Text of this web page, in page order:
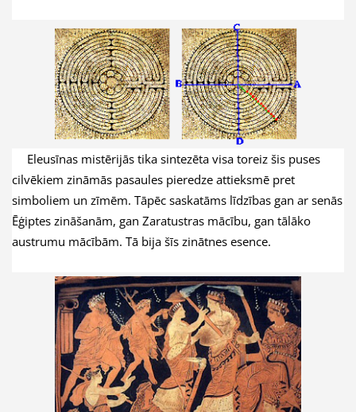
Eleusīnas mistērijās tika sintezēta visa toreiz šis puses
cilvēkiem zināmās pasaules pieredze attieksmē pret
simboliem un zīmēm. Tāpēc saskatāms līdzības gan ar senās
Ēģiptes zināšanām, gan Zaratustras mācību, gan tālāko
austrumu mācībām. Tā bija šīs zinātnes esence.